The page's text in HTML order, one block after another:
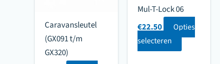
Caravansleutel
(GX091 t/m
GX320)
Mul-T-Lock 06
€22.50
Opties
selecteren